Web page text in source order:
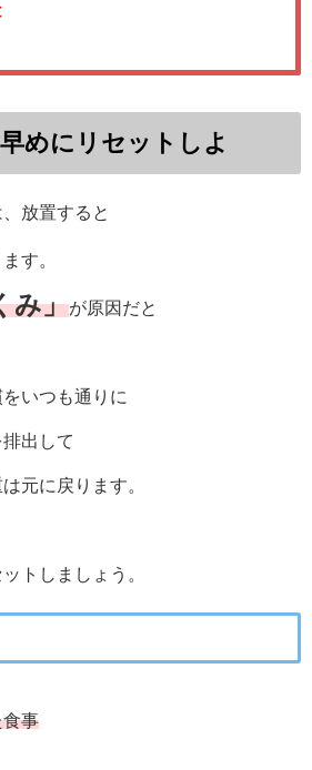
めにリセットしよ
放置すると
す。
み」が原因だと
いつも通りに
出して
元に戻ります。
トしましょう。
食事